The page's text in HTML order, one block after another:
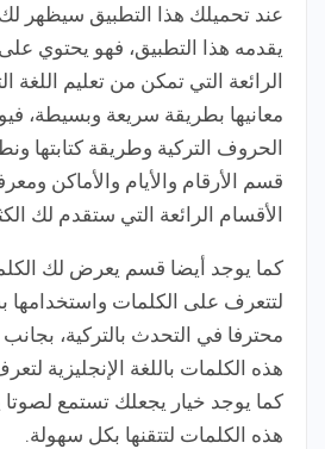
عند تحميلك هذا التطبيق سيظهر
يقدمه هذا التطبيق، فهو يحتوي
الرائعة التي تمكن من تعليم اللغة
معانيها بطريقة سريعة وبسيطة،
الحروف التركية وطريقة كتابتها
قسم الأرقام والأيام والأماكن
الأقسام الرائعة التي ستقدم لك
كما يوجد أيضا قسم يعرض لك
لتتعرف على الكلمات
محترفا في التحدث بالتركية،
هذه الكلمات باللغة الإنجليزية
كما يوجد خيار يجعلك تستمع
هذه الكلمات لتتقنها بكل سهولة.